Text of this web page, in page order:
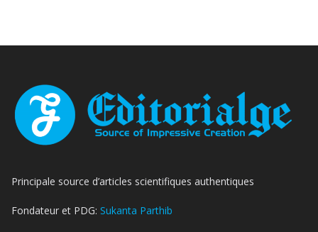
Principale source d’articles scientifiques authentiques
Fondateur et PDG: Sukanta Parthib